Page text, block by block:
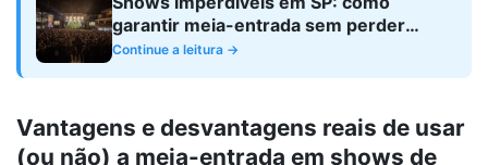
garantir meia-entrada sem perder
tempo
Continue a leitura →
Vantagens e desvantagens reais de usar
(ou não) a meia-entrada em shows de